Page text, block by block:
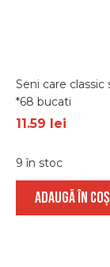
Seni care
*68 bucati
11.59 lei
9 în stoc
ADAUGĂ ÎN COȘ